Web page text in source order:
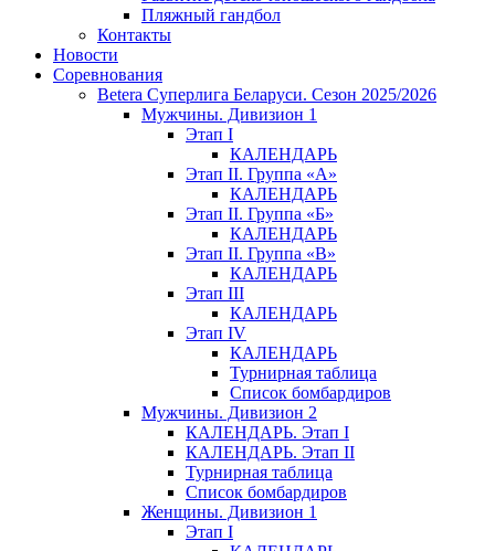
Пляжный гандбол
Контакты
Новости
Соревнования
Betera Суперлига Беларуси. Сезон 2025/2026
Мужчины. Дивизион 1
Этап I
КАЛЕНДАРЬ
Этап II. Группа «А»
КАЛЕНДАРЬ
Этап II. Группа «Б»
КАЛЕНДАРЬ
Этап II. Группа «В»
КАЛЕНДАРЬ
Этап III
КАЛЕНДАРЬ
Этап IV
КАЛЕНДАРЬ
Турнирная таблица
Список бомбардиров
Мужчины. Дивизион 2
КАЛЕНДАРЬ. Этап I
КАЛЕНДАРЬ. Этап II
Турнирная таблица
Список бомбардиров
Женщины. Дивизион 1
Этап I